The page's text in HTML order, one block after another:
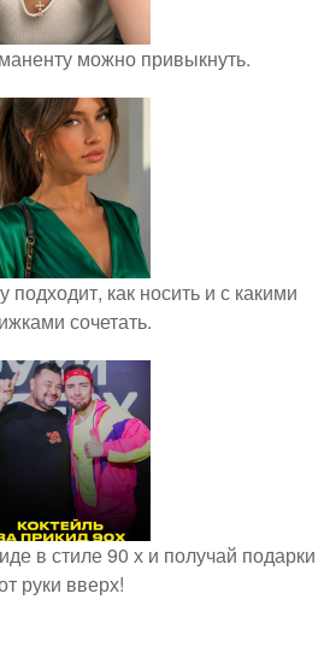
можно привыкнуть.
подходит, как носить и с какими
сочетать.
в стиле 90 х и получай подарки
руки вверх!